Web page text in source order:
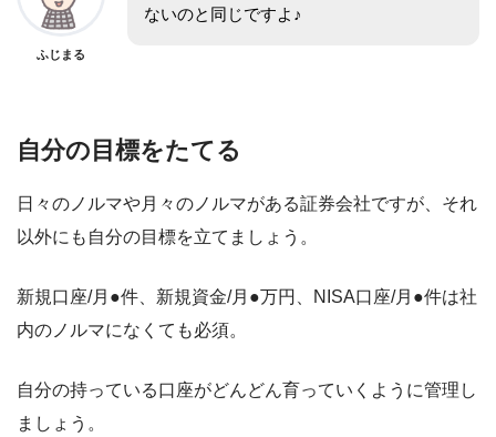
ふじまる
ないのと同じですよ♪
自分の目標をたてる
日々のノルマや月々のノルマがある証券会社ですが、それ
以外にも自分の目標を立てましょう。
新規口座/月●件、新規資金/月●万円、NISA口座/月●件は社
内のノルマになくても必須。
自分の持っている口座がどんどん育っていくように管理し
ましょう。